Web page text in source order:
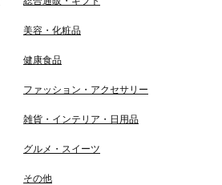
美容・化粧品
健康食品
ファッション・アクセサリー
雑貨・インテリア・日用品
グルメ・スイーツ
その他